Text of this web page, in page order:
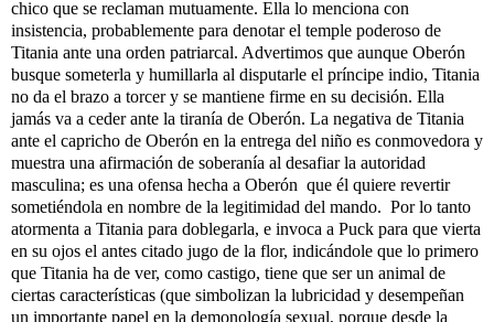
chico que se reclaman mutuamente. Ella lo menciona con
insistencia, probablemente para denotar el temple poderoso de
Titania ante una orden patriarcal. Advertimos que aunque Oberón
busque someterla y humillarla al disputarle el príncipe indio, Titania
no da el brazo a torcer y se mantiene firme en su decisión. Ella
jamás va a ceder ante la tiranía de Oberón. La negativa de Titania
ante el capricho de Oberón en la entrega del niño es conmovedora y
muestra una afirmación de soberanía al desafiar la autoridad
masculina; es una ofensa hecha a Oberón que él quiere revertir
sometiéndola en nombre de la legitimidad del mando. Por lo tanto
atormenta a Titania para doblegarla, e invoca a Puck para que vierta
en su ojos el antes citado jugo de la flor, indicándole que lo primero
que Titania ha de ver, como castigo, tiene que ser un animal de
ciertas características (que simbolizan la lubricidad y desempeñan
un importante papel en la demonología sexual, porque desde la